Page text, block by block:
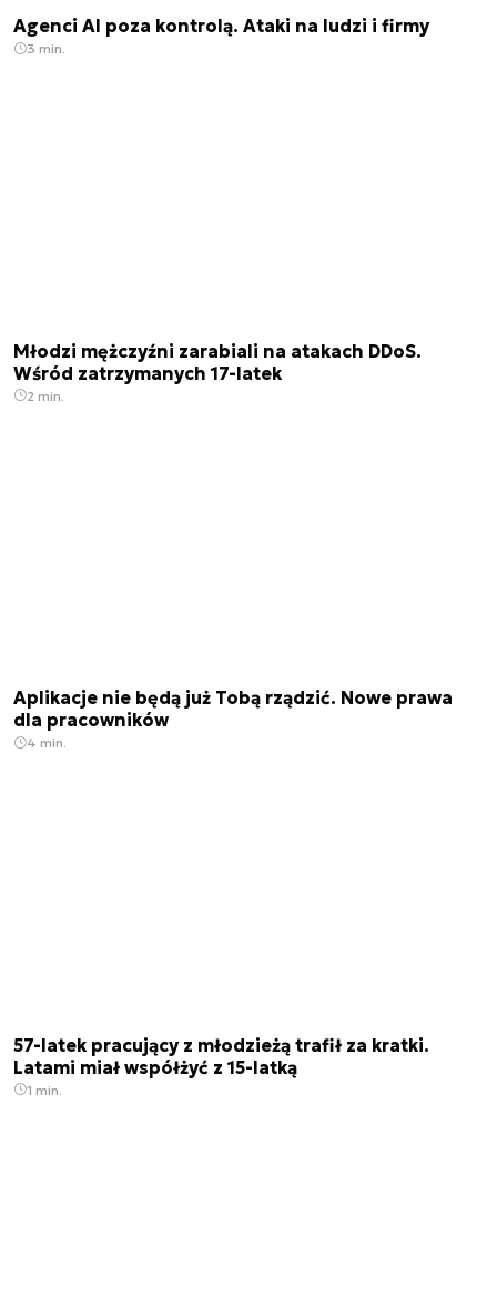
Agenci AI poza kontrolą. Ataki na ludzi i firmy
3 min.
Młodzi mężczyźni zarabiali na atakach DDoS.
Wśród zatrzymanych 17-latek
2 min.
Aplikacje nie będą już Tobą rządzić. Nowe prawa
dla pracowników
4 min.
57-latek pracujący z młodzieżą trafił za kratki.
Latami miał współżyć z 15-latką
1 min.